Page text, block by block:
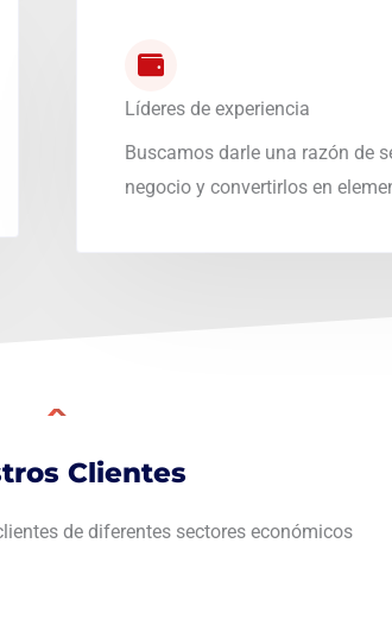
Líderes de experiencia
Buscamos darle una razón de
negocio y convertirlos en
Clientes
de diferentes sectores económicos